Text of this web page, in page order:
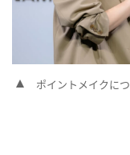
ポイントメイクに